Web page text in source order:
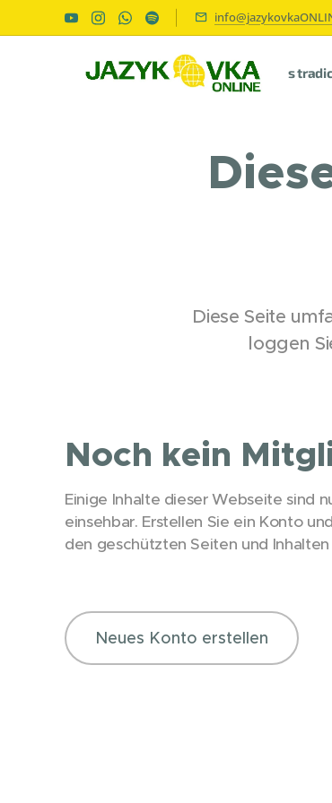
s
Diese Seite
loggen
Noch kein
Einige Inhalte dieser Webseite sind
einsehbar. Erstellen Sie ein Konto
den geschützten Seiten und
Neues Konto erstellen